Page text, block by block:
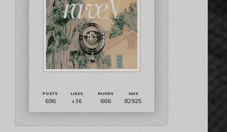
696 +36 666 82925